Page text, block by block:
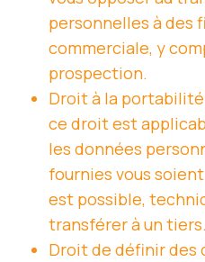
personnelles à des
commerciale, y
prospection.
Droit à la
ce droit est
les données
fournies vous
est possible,
transférer à un tiers.
Droit de définir des